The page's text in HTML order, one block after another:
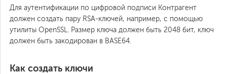
Для аутентификации по цифровой подписи Контрагент
должен создать пару RSA-ключей, например, с помощью
утилиты OpenSSL. Размер ключа должен быть 2048 бит, ключ
должен быть закодирован в BASE64.
Как создать ключи